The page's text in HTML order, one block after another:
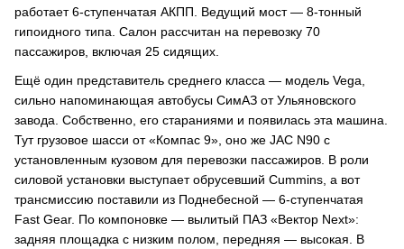
работает 6-ступенчатая АКПП. Ведущий мост — 8-тонный
гипоидного типа. Салон рассчитан на перевозку 70
пассажиров, включая 25 сидящих.
Ещё один представитель среднего класса — модель Vega,
сильно напоминающая автобусы СимАЗ от Ульяновского
завода. Собственно, его стараниями и появилась эта машина.
Тут грузовое шасси от «Компас 9», оно же JAC N90 с
установленным кузовом для перевозки пассажиров. В роли
силовой установки выступает обрусевший Cummins, а вот
трансмиссию поставили из Поднебесной — 6-ступенчатая
Fast Gear. По компоновке — вылитый ПАЗ «Вектор Next»:
задняя площадка с низким полом, передняя — высокая. В